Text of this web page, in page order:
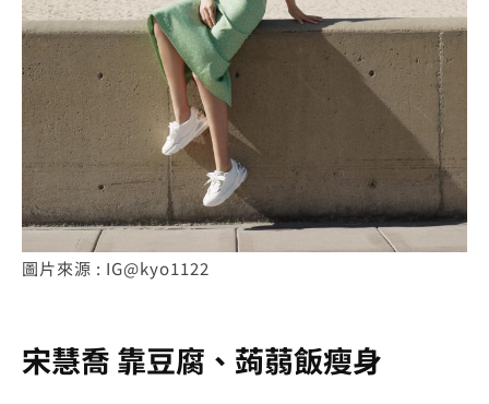
圖片來源 : IG@kyo1122
宋慧喬 靠豆腐、 蒟蒻飯瘦身